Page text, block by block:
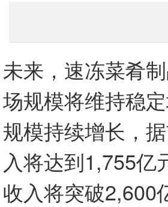
未来，速冻菜肴
场规模将维持稳
规模持续增长，
入将达到1,755亿
收入将突破2,600